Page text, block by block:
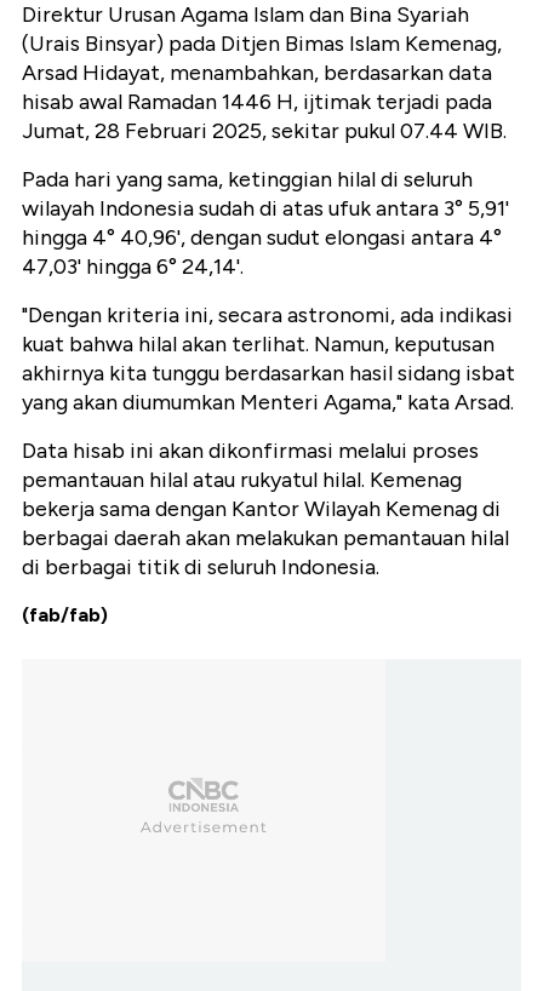
Direktur Urusan Agama Islam dan Bina Syariah
(Urais Binsyar) pada Ditjen Bimas Islam Kemenag,
Arsad Hidayat, menambahkan, berdasarkan data
hisab awal Ramadan 1446 H, ijtimak terjadi pada
Jumat, 28 Februari 2025, sekitar pukul 07.44 WIB.
Pada hari yang sama, ketinggian hilal di seluruh
wilayah Indonesia sudah di atas ufuk antara 3° 5,91'
hingga 4° 40,96', dengan sudut elongasi antara 4°
47,03' hingga 6° 24,14'.
"Dengan kriteria ini, secara astronomi, ada indikasi
kuat bahwa hilal akan terlihat. Namun, keputusan
akhirnya kita tunggu berdasarkan hasil sidang isbat
yang akan diumumkan Menteri Agama," kata Arsad.
Data hisab ini akan dikonfirmasi melalui proses
pemantauan hilal atau rukyatul hilal. Kemenag
bekerja sama dengan Kantor Wilayah Kemenag di
berbagai daerah akan melakukan pemantauan hilal
di berbagai titik di seluruh Indonesia.
(fab/fab)